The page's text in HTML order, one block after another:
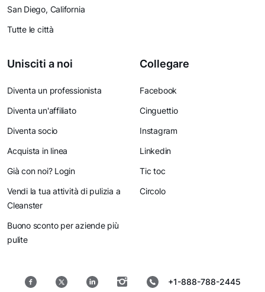
San Diego, California
Tutte le città
Unisciti a noi
Diventa un professionista
Diventa un'affiliato
Diventa socio
Acquista in linea
Già con noi? Login
Vendi la tua attività di pulizia a
Cleanster
Buono sconto per aziende più
pulite
Collegare
Facebook
Cinguettio
Instagram
Linkedin
Tic toc
Circolo
+1-888-788-2445